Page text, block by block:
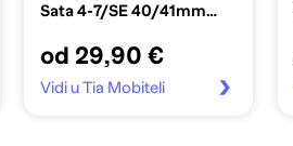
Sata 4-7/SE 40/41mm
od 29,90 €
Vidi u Tia Mobiteli